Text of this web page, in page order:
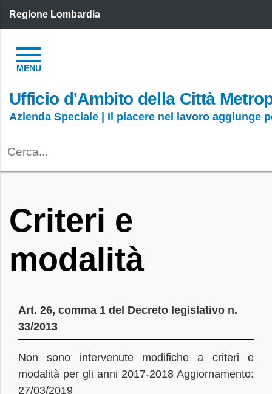
Regione Lombardia
Ufficio d'Ambito della Città
Azienda Speciale | Il piacere nel lavoro aggiunge
Criteri e
modalità
Art. 26, comma 1 del Decreto legislativo n.
33/2013
Non sono intervenute modifiche a criteri e
modalità per gli anni 2017-2018 Aggiornamento:
27/03/2019